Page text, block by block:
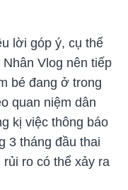
lời góp ý, cụ thể
Vlog nên tiếp
bé đang ở trong
quan niệm dân
kị việc thông báo
3 tháng đầu thai
ro có thể xảy ra